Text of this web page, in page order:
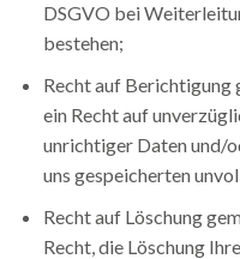
DSGVO bei
bestehen;
Recht auf Berichtigung
ein Recht auf
unrichtiger Daten und/
uns gespeicherten
Recht auf Löschung
Recht, die Löschung